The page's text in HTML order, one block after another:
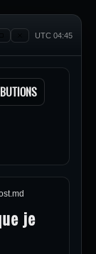
UTC 04:45
je